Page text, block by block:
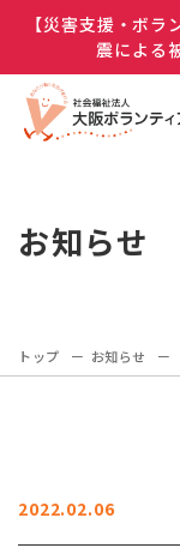
【災害支援・ボ
震による
お知らせ
トップ お知らせ
2022.02.06